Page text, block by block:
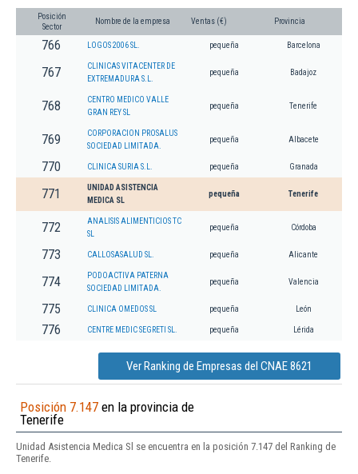
Posición
Sector
Nombre de la empresa Ventas (€) Provincia
766 LOGOS 2006 SL. pequeña Barcelona
767
CLINICAS VITACENTER DE
EXTREMADURA S.L.
pequeña Badajoz
768
CENTRO MEDICO VALLE
GRAN REY SL
pequeña Tenerife
769
CORPORACION PROSALUS
SOCIEDAD LIMITADA.
pequeña Albacete
770 CLINICA SURIA S.L. pequeña Granada
771
UNIDAD ASISTENCIA
MEDICA SL
pequeña Tenerife
772
ANALISIS ALIMENTICIOS TC
SL
pequeña Córdoba
773 CALLOSASALUD SL. pequeña Alicante
774
PODOACTIVA PATERNA
SOCIEDAD LIMITADA.
pequeña Valencia
775 CLINICA OMEDOS SL pequeña León
776 CENTRE MEDIC SEGRETI SL. pequeña Lérida
Ver Ranking de Empresas del CNAE 8621
Posición 7.147 en la provincia de
Tenerife
Unidad Asistencia Medica Sl se encuentra en la posición 7.147 del Ranking de
Tenerife.